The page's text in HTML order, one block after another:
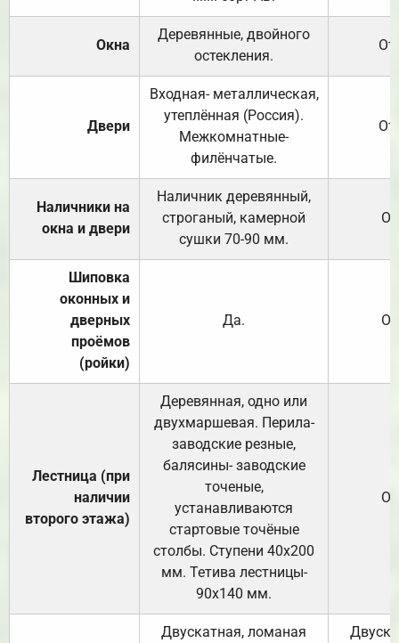
Окна
Деревянные, двойного
остекления.
Двери
Входная- металлическая,
утеплённая (Россия).
Межкомнатные-
филёнчатые.
Наличники на
окна и двери
Наличник деревянный,
строганый, камерной
сушки 70-90 мм.
Шиповка
оконных и
дверных
проёмов
(ройки)
Да.
Лестница (при
наличии
второго этажа)
Деревянная, одно или
двухмаршевая. Перила-
заводские резные,
балясины- заводские
точеные,
устанавливаются
стартовые точёные
столбы. Ступени 40х200
мм. Тетива лестницы-
90х140 мм.
Двускатная, ломаная